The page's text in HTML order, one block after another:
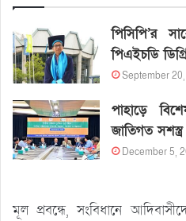
পিসিপি’র
পিএইচডি
September
পাহাড়ে
জাতিগত
December 5,
মূল প্রবন্ধে, সংবিধানে